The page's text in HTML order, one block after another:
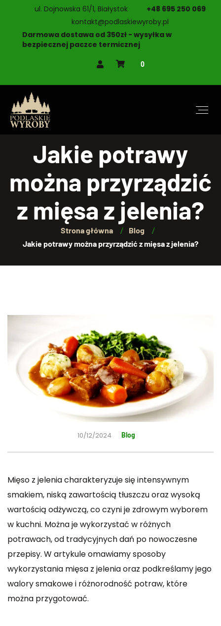
ul. Dojnowska 61/1, Białystok
+48 695 250 069
kontakt@podlaskiewyroby.pl
Darmowa dostawa od 350zł - wysyłka w
bezpiecznej paczce termicznej
0
Jakie potrawy
można przyrządzić
z mięsa z jelenia?
Strona główna
Blog
Jakie potrawy można przyrządzić z mięsa z jelenia?
10/12/2024 Blog
Mięso z jelenia charakteryzuje się intensywnym
smakiem, niską zawartością tłuszczu oraz wysoką
wartością odżywczą, co czyni je zdrowym wyborem
w kuchni. Można je wykorzystać w różnych
potrawach, od tradycyjnych dań po nowoczesne
przepisy. W artykule omawiamy sposoby
wykorzystania mięsa z jelenia oraz podkreślamy jego
walory smakowe i różnorodność potraw, które
można przygotować.